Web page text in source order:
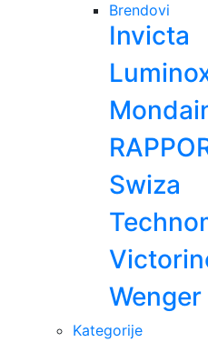
Brendovi
Invicta
Swiza
Wenger
Kategorije